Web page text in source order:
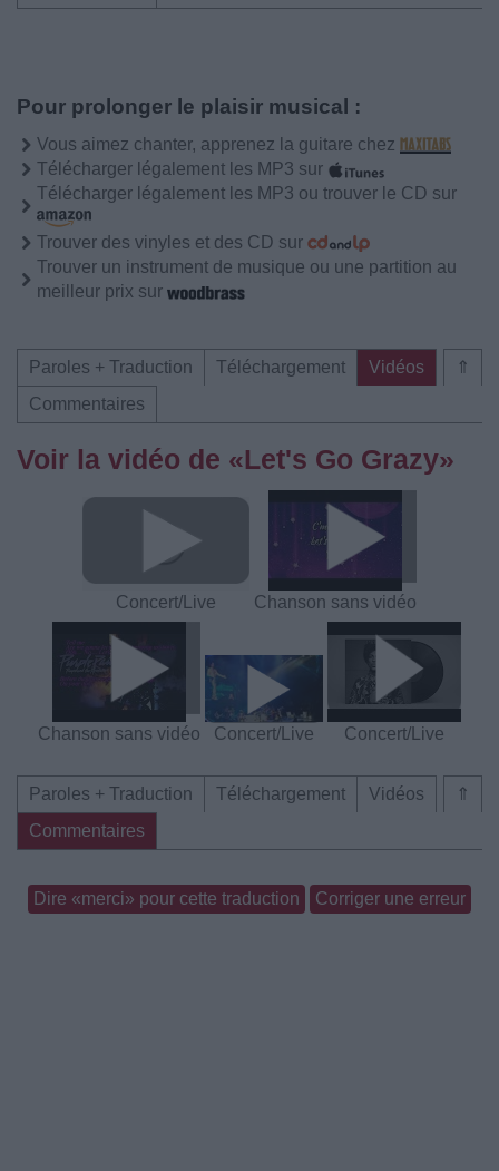
Pour prolonger le plaisir musical :
Vous aimez chanter, apprenez la guitare chez
Télécharger légalement les MP3 sur
Télécharger légalement les MP3 ou trouver le CD sur
Trouver des vinyles et des CD sur
Trouver un instrument de musique ou une partition au
meilleur prix sur
⇑
Paroles + Traduction Téléchargement
Vidéos
Commentaires
Voir la vidéo de «Let's Go Grazy»
Concert/Live Chanson sans vidéo
Chanson sans vidéo Concert/Live Concert/Live
⇑
Paroles + Traduction Téléchargement
Vidéos
Commentaires
Dire «merci» pour cette traduction Corriger une erreur